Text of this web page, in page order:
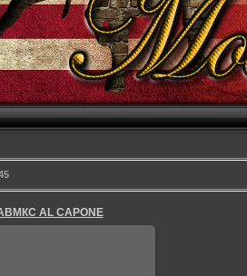
AL СAPONE